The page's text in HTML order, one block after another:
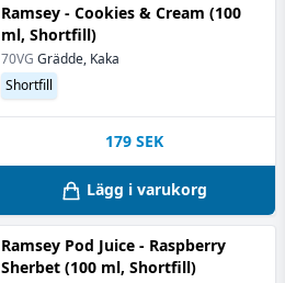
Ramsey - Cookies & Cream (100
ml, Shortfill)
70VG Grädde, Kaka
Shortfill
179 SEK
Lägg i varukorg
Ramsey Pod Juice - Raspberry
Sherbet (100 ml, Shortfill)